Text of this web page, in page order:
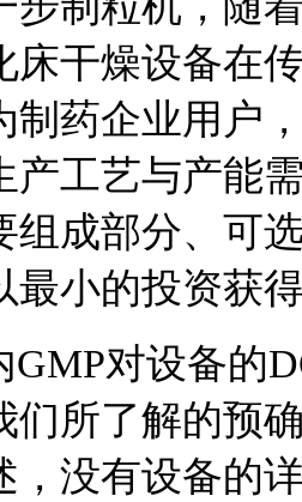
床干燥设备在
制药企业用户
产工艺与产能
组成部分、可
最小的投资获
GMP对设备的
们所了解的预
，没有设备的